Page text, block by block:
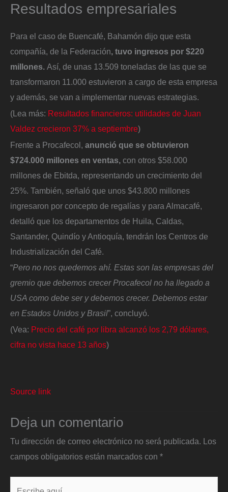
Resultados empresariales
Para el caso de Buencafé, Bahamón dijo que esta
compañía, de la Federación, tuvo ingresos por $220
millones. Así, de unas 13.509 toneladas de las que se
transformaron 11.000 estuvieron a cargo de esta empresa
y además, se van a implementar nuevas estrategias.
(Lea más: Resultados financieros: utilidades de Juan
Valdez crecieron 37% a septiembre)
Frente a Procafecol, anunció que se obtuvieron
$724.000 millones en ventas, con otros $58.000
millones de Ebitda, representando un crecimiento del
25%. También, señaló que unos $43.800 millones
ingresaron por concepto de regalías y para Almacafé,
detalló que los departamentos de Huila, Caldas,
Santander, Quindío y Antioquía, tendrán los Centros de
Industrialización del Café.
“Pero no nos quedemos ahí. Estas son las empresas del
gremio que debemos crecer Procafecol no ha llegado a
USA como debe ser y debemos crecer. Debemos estar
en Estados Unidos y Brasil”, concluyó.
(Vea: Precio del café por libra alcanzó los 2,79 dólares,
cifra no vista hace 13 años)
Source link
Deja un comentario
Tu dirección de correo electrónico no será publicada. Los
campos obligatorios están marcados con *